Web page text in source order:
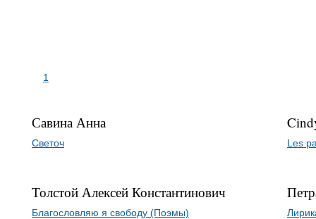
1
Савина Анна
Светоч
Толстой Алексей Константинович
Благословляю я свободу (Поэмы)
Les